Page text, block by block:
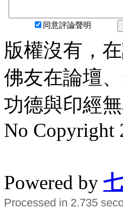
同意評論聲明
版權沒有，
佛友在論壇
功德與印經無
No Copyright
Powered by
Processed in 2.735